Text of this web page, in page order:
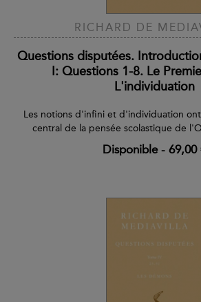
RICHARD DE
Questions disputées.
I: Questions 1-8. Le
L'individuation
Les notions d'infini et d'individuation
central de la pensée scolastique de
Disponible- 69,00